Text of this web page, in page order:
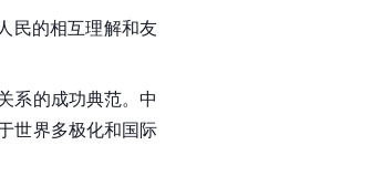
民的相互理解和友
系的成功典范。中
世界多极化和国际